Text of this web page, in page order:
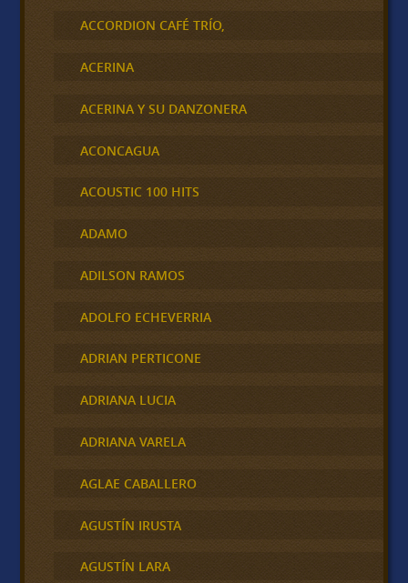
ACCORDION CAFÉ TRÍO,
ACERINA
ACERINA Y SU DANZONERA
ACONCAGUA
ACOUSTIC 100 HITS
ADAMO
ADILSON RAMOS
ADOLFO ECHEVERRIA
ADRIAN PERTICONE
ADRIANA LUCIA
ADRIANA VARELA
AGLAE CABALLERO
AGUSTÍN IRUSTA
AGUSTÍN LARA